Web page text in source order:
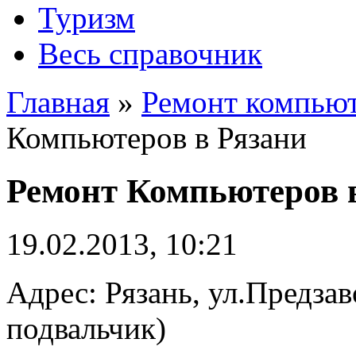
Туризм
Весь справочник
Главная » Ремонт
Компьютеров в Рязани
Ремонт Компьютеров
19.02.2013, 10:21
Адрес: Рязань,
подвальчик)